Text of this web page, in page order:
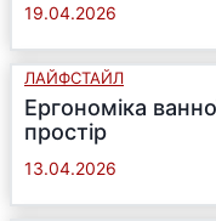
19.04.2026
ЛАЙФСТАЙЛ
Ергономіка
простір
13.04.2026